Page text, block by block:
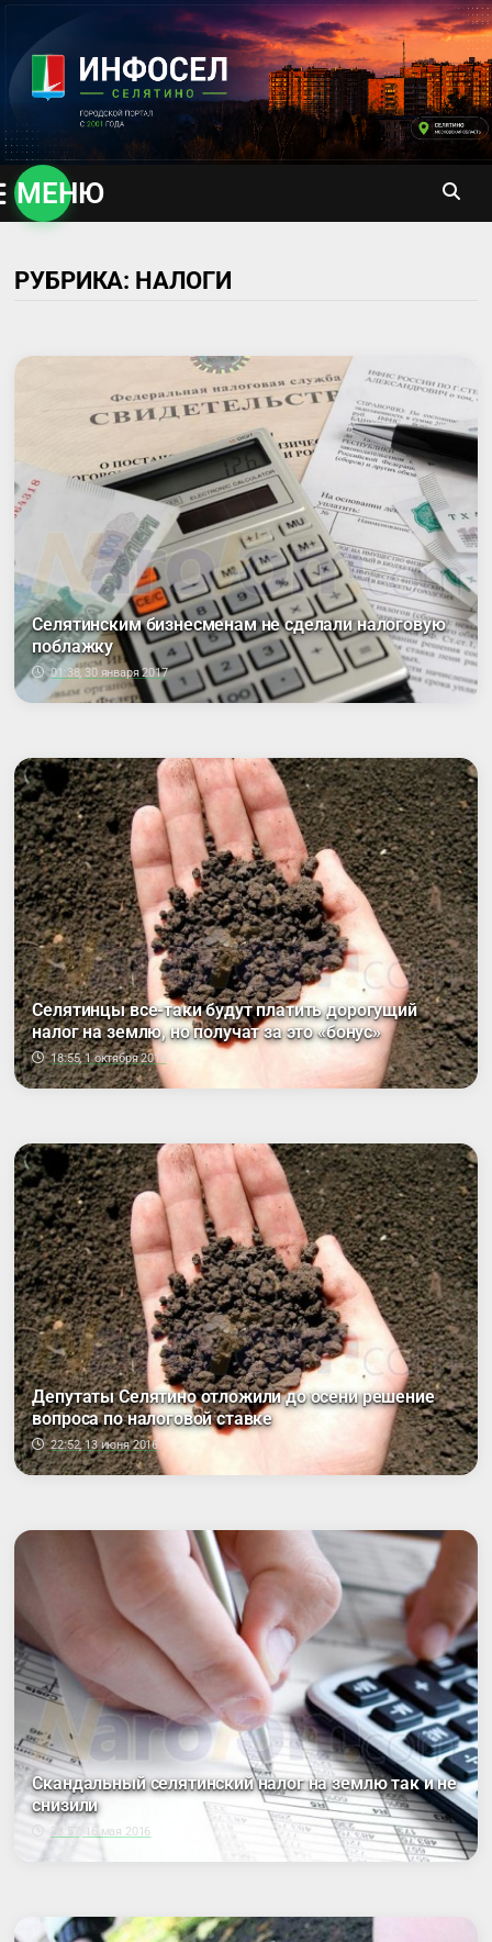
содержимому
МЕНЮ
РУБРИКА: НАЛОГИ
Селятинским бизнесменам не сделали налоговую
поблажку
01:38, 30 января 2017
Селятинцы все-таки будут платить дорогущий
налог на землю, но получат за это «бонус»
18:55, 1 октября 2016
Депутаты Селятино отложили до осени решение
вопроса по налоговой ставке
22:52, 13 июня 2016
Скандальный селятинский налог на землю так и не
снизили
23:57, 16 мая 2016